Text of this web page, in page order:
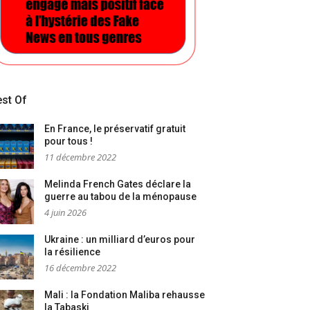
Of
En France, le préservatif gratuit
pour tous !
11 décembre 2022
Melinda French Gates déclare la
guerre au tabou de la ménopause
4 juin 2026
Ukraine : un milliard d’euros pour
la résilience
16 décembre 2022
Mali : la Fondation Maliba rehausse
la Tabaski